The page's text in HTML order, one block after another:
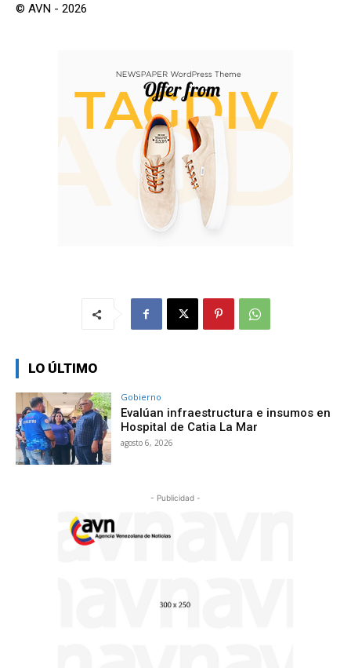
© AVN - 2026
LO ÚLTIMO
Gobierno
Evalúan infraestructura e insumos en
Hospital de Catia La Mar
agosto 6, 2026
- Publicidad -